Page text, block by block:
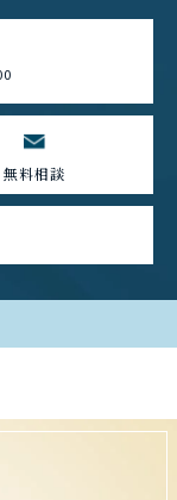
無料相談